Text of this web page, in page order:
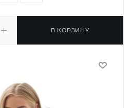
В КОРЗИНУ